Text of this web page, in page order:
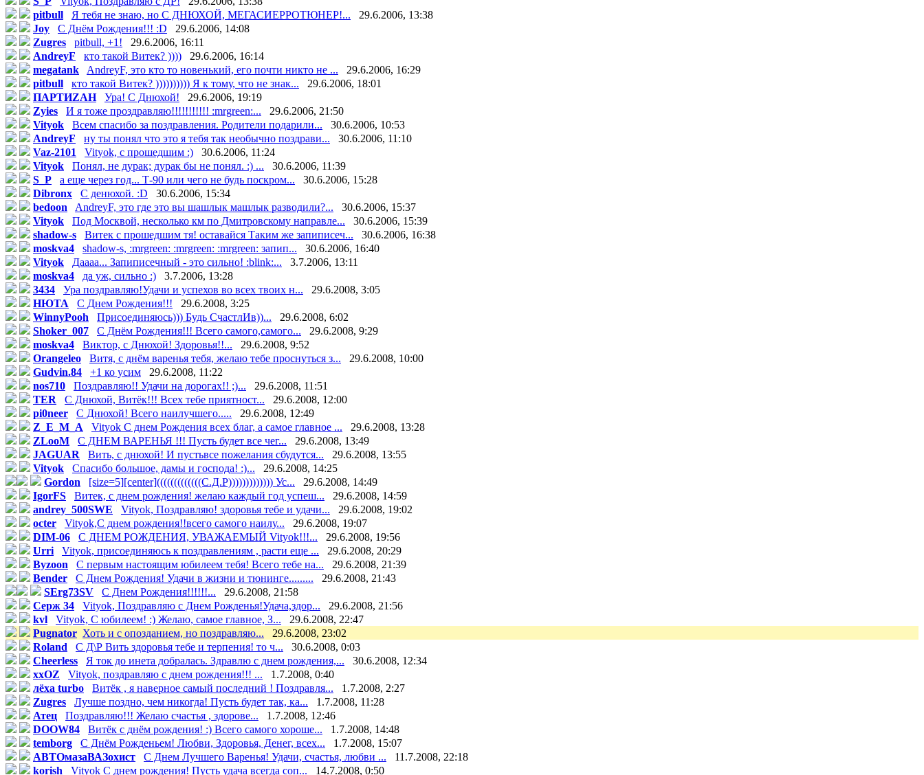
pitbull
Я тебя не знаю, но С ДНЮХОЙ, МЕГАСИЕРРОТЮНЕР!...
29.6.2006, 13:38
Joy
С Днём Рождения!!! :D
29.6.2006, 14:08
Zugres
pitbull, +1!
29.6.2006, 16:11
AndreyF
кто такой Витек? ))))
29.6.2006, 16:14
megatank
AndreyF, это кто то новенький, его почти никто не ...
29.6.2006, 16:29
pitbull
кто такой Витек? )))))))))) Я к тому, что не знак...
29.6.2006, 18:01
ПАРТИZАН
Ура! С Днюхой!
29.6.2006, 19:19
Zyies
И я тоже проздравляю!!!!!!!!!!! :mrgreen:...
29.6.2006, 21:50
Vityok
Всем спасибо за поздравления. Родители подарили...
30.6.2006, 10:53
AndreyF
ну ты понял что это я тебя так необычно поздрави...
30.6.2006, 11:10
Vaz-2101
Vityok, с прошедшим :)
30.6.2006, 11:24
Vityok
Понял, не дурак; дурак бы не понял. :) ...
30.6.2006, 11:39
S_P
а еще через год... Т-90 или чего не будь поскром...
30.6.2006, 15:28
Dibronx
С денюхой. :D
30.6.2006, 15:34
bedoon
AndreyF, это где это вы шашлык машлык разводили?...
30.6.2006, 15:37
Vityok
Под Москвой, несколько км по Дмитровскому направле...
30.6.2006, 15:39
shadow-s
Витек с прошедшим тя! оставайся Таким же запиписеч...
30.6.2006, 16:38
moskva4
shadow-s, :mrgreen: :mrgreen: :mrgreen: запип...
30.6.2006, 16:40
Vityok
Даааа... Запиписечный - это сильно! :blink:...
3.7.2006, 13:11
moskva4
да уж, сильно :)
3.7.2006, 13:28
3434
Ура поздравляю!Удачи и успехов во всех твоих н...
29.6.2008, 3:05
НЮТА
С Днем Рождения!!!
29.6.2008, 3:25
WinnyPooh
Присоединяюсь))) Будь СчастлИв))...
29.6.2008, 6:02
Shoker_007
С Днём Рождения!!! Всего самого,самого...
29.6.2008, 9:29
moskva4
Виктор, с Днюхой! Здоровья!!...
29.6.2008, 9:52
Orangeleo
Витя, с днём варенья тебя, желаю тебе проснуться з...
29.6.2008, 10:00
Gudvin.84
+1 ко усим
29.6.2008, 11:22
nos710
Поздравляю!! Удачи на дорогах!! ;)...
29.6.2008, 11:51
TER
С Днюхой, Витёк!!! Всех тебе приятност...
29.6.2008, 12:00
pi0neer
С Днюхой! Всего наилучшего.....
29.6.2008, 12:49
Z_E_M_A
Vityok С днем Рождения всех благ, а самое главное ...
29.6.2008, 13:28
ZLooM
С ДНЕМ ВАРЕНЬЯ !!! Пусть будет все чег...
29.6.2008, 13:49
JAGUAR
Вить, с днюхой! И пустьвсе пожелания сбудутся...
29.6.2008, 13:55
Vityok
Спасибо большое, дамы и господа! :)...
29.6.2008, 14:25
Gordon
[size=5][center](((((((((((((С.Д.Р))))))))))))) Ус...
29.6.2008, 14:49
IgorFS
Витек, с днем рождения! желаю каждый год успеш...
29.6.2008, 14:59
andrey_500SWE
Vityok, Поздравляю! здоровья тебе и удачи...
29.6.2008, 19:02
octer
Vityok,С днем рождения!!всего самого наилу...
29.6.2008, 19:07
DIM-06
С ДНЕМ РОЖДЕНИЯ, УВАЖАЕМЫЙ Vityok!!!...
29.6.2008, 19:56
Urri
Vityok, присоединяюсь к поздравлениям , расти еще ...
29.6.2008, 20:29
Byzoon
С первым настоящим юбилеем тебя! Всего тебе на...
29.6.2008, 21:39
Bender
С Днем Рождения! Удачи в жизни и тюнинге.........
29.6.2008, 21:43
SErg73SV
С Днем Рождения!!!!!!...
29.6.2008, 21:58
Серж 34
Vityok, Поздравляю с Днем Рожденья!Удача,здор...
29.6.2008, 21:56
kvl
Vityok, С юбилеем! :) Желаю, самое главное, З...
29.6.2008, 22:47
Pugnator Хоть и с опозданием, но поздравляю...
29.6.2008, 23:02
Roland
С Д\Р Вить здоровья тебе и терпения! то ч...
30.6.2008, 0:03
Cheerless
Я ток до инета добралась. Здравлю с днем рождения,...
30.6.2008, 12:34
xxOZ
Vityok, поздравляю с днем рождения!!! ...
1.7.2008, 0:40
лёха turbo
Витёк , я наверное самый последний ! Поздравля...
1.7.2008, 2:27
Zugres
Лучше поздно, чем никогда! Пусть будет так, ка...
1.7.2008, 11:28
Атец
Поздравляю!!! Желаю счастья , здорове...
1.7.2008, 12:46
DOOW84
Витёк с днём рождения! :) Всего самого хороше...
1.7.2008, 14:48
temborg
С Днём Рожденьем! Любви, Здоровья, Денег, всех...
1.7.2008, 15:07
АВТОмазаВАЗохист
C Днем Лучшего Варенья! Удачи, счастья, любви ...
11.7.2008, 22:18
korish
Vityok С днем рождения! Пусть удача всегда соп... 14.7.2008, 0:50